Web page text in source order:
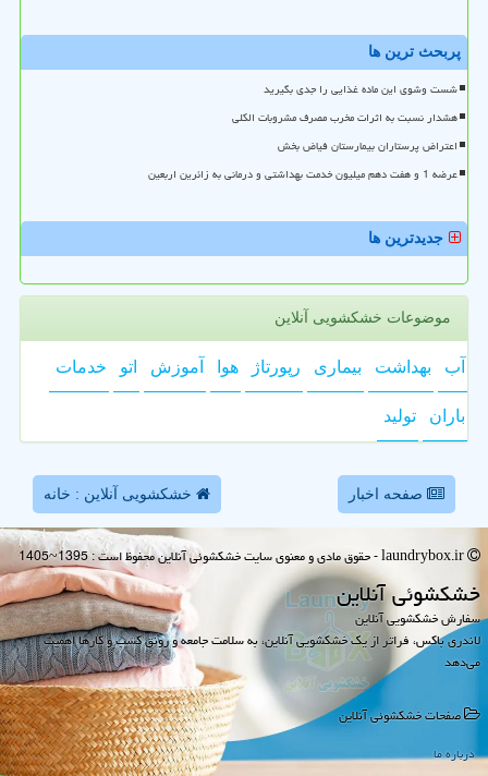
پربحث ترین ها
شست وشوی این ماده غذایی را جدی بگیرید
هشدار نسبت به اثرات مخرب مصرف مشروبات الکلی
اعتراض پرستاران بیمارستان فیاض بخش
عرضه 1 و هفت دهم میلیون خدمت بهداشتی و درمانی به زائرین اربعین
جدیدترین ها
موضوعات خشکشویی آنلاین
آب بهداشت بیماری رپورتاژ هوا آموزش اتو خدمات
باران تولید
صفحه اخبار خشکشویی آنلاین : خانه
خشكشوئی آنلاین
سفارش خشکشویی آنلاین
لاندری باکس، فراتر از یک خشکشویی آنلاین، به سلامت جامعه و رونق کسب و کارها اهمیت
می‌دهد
صفحات خشكشوئی آنلاین
درباره ما